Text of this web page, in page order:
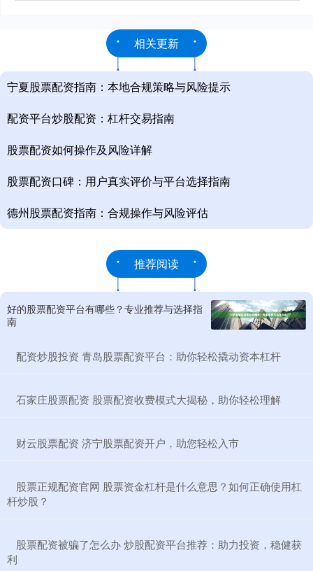
相关更新
宁夏股票配资指南：本地合规策略与风险提示
配资平台炒股配资：杠杆交易指南
股票配资如何操作及风险详解
股票配资口碑：用户真实评价与平台选择指南
德州股票配资指南：合规操作与风险评估
推荐阅读
好的股票配资平台有哪些？专业推荐与选择指
南
​配资炒股投资 青岛股票配资平台：助你轻松撬动资本杠杆
​石家庄股票配资 股票配资收费模式大揭秘，助你轻松理解
​财云股票配资 济宁股票配资开户，助您轻松入市
​股票正规配资官网 股票资金杠杆是什么意思？如何正确使用杠
杆炒股？
​股票配资被骗了怎么办 炒股配资平台推荐：助力投资，稳健获
利